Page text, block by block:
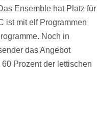
Ensemble hat Platz für
ist mit elf Programmen
Noch in
das Angebot
Prozent der lettischen